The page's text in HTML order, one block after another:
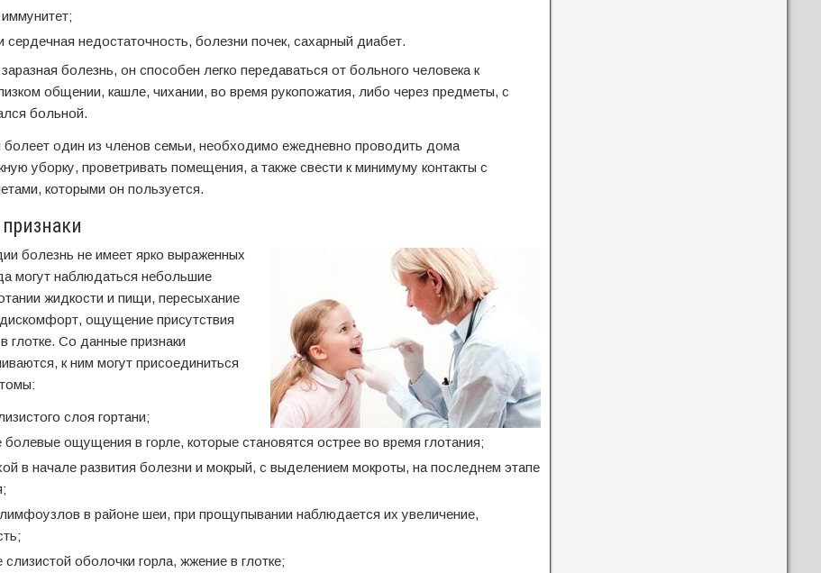
сердечная недостаточность, болезни почек, сахарный диабет.
болезнь, он способен легко передаваться от больного человека к
общении, кашле, чихании, во время рукопожатия, либо через предметы, с
больной.
болеет один из членов семьи, необходимо ежедневно проводить дома
уборку, проветривать помещения, а также свести к минимуму контакты с
которыми он пользуется.
болезнь не имеет ярко выраженных
могут наблюдаться небольшие
жидкости и пищи, пересыхание
ощущение присутствия
глотке. Со данные признаки
к ним могут присоединиться
слоя гортани;
болевые ощущения в горле, которые становятся острее во время глотания;
в начале развития болезни и мокрый, с выделением мокроты, на последнем этапе
в районе шеи, при прощупывании наблюдается их увеличение,
слизистой оболочки горла, жжение в глотке;